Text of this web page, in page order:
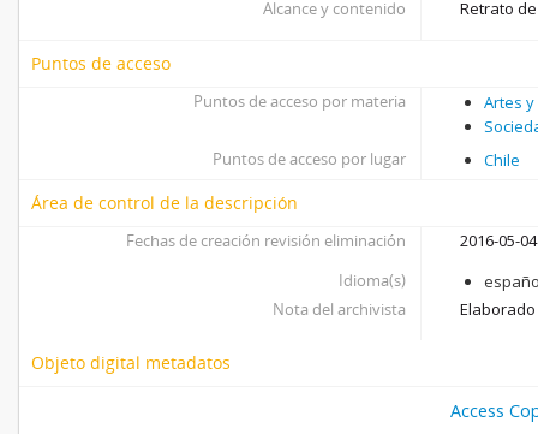
Alcance y contenido Retrato
Puntos de acceso
Puntos de acceso por materia
Artes
Puntos de acceso por lugar
Chile
Área de control de la descripción
Fechas de creación revisión eliminación
2016-05-04
Idioma(s)
Nota del archivista
Objeto digital metadatos
Access